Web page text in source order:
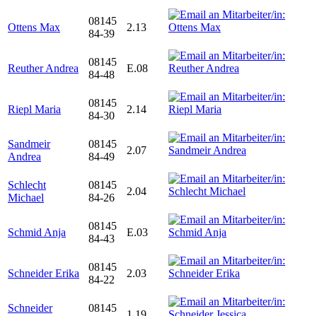
Ottens Max
08145
84-39
2.13
Reuther Andrea
08145
84-48
E.08
Riepl Maria
08145
84-30
2.14
Sandmeir
Andrea
08145
84-49
2.07
Schlecht
Michael
08145
84-26
2.04
Schmid Anja
08145
84-43
E.03
Schneider Erika
08145
84-22
2.03
Schneider
08145